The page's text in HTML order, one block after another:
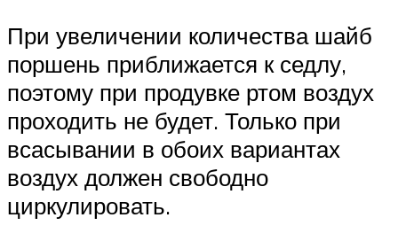
При увеличении количества шайб
поршень приближается к седлу,
поэтому при продувке ртом воздух
проходить не будет. Только при
всасывании в обоих вариантах
воздух должен свободно
циркулировать.